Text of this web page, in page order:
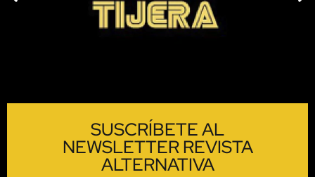
SUSCRÍBETE AL
NEWSLETTER REVISTA
ALTERNATIVA